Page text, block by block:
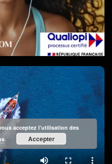
acceptez l’utilisation des
Accepter